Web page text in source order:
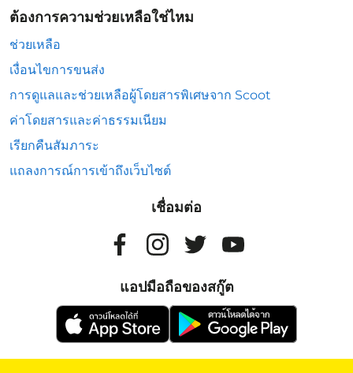
ต้องการความช่วยเหลือใช่ไหม
ช่วยเหลือ
เงื่อนไขการขนส่ง
การดูแลและช่วยเหลือผู้โดยสารพิเศษจาก Scoot
ค่าโดยสารและค่าธรรมเนียม
เรียกคืนสัมภาระ
แถลงการณ์การเข้าถึงเว็บไซต์
เชื่อมต่อ
แอปมือถือของสกู๊ต